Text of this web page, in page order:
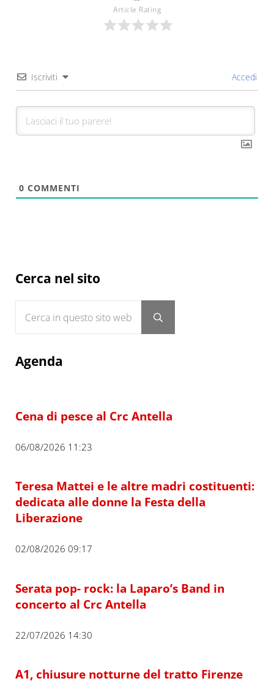
Article Rating
Iscriviti Accedi
0 COMMENTI
Sidebar
Cerca nel sito
Submit search
Agenda
Cena di pesce al Crc Antella
06/08/2026 11:23
Teresa Mattei e le altre madri costituenti:
dedicata alle donne la Festa della
Liberazione
02/08/2026 09:17
Serata pop- rock: la Laparo’s Band in
concerto al Crc Antella
22/07/2026 14:30
A1, chiusure notturne del tratto Firenze